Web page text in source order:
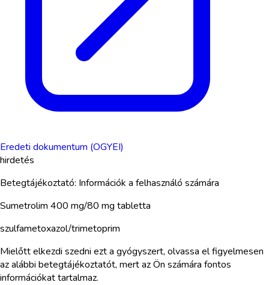
Eredeti dokumentum (OGYEI)
hirdetés
Betegtájékoztató: Információk a felhasználó számára
Sumetrolim 400 mg/80 mg tabletta
szulfametoxazol/trimetoprim
Mielőtt elkezdi szedni ezt a gyógyszert, olvassa el figyelmesen
az alábbi betegtájékoztatót, mert az Ön számára fontos
információkat tartalmaz.